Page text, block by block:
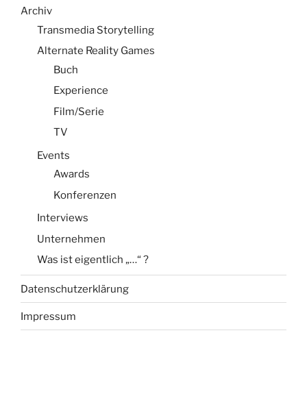
Archiv
Transmedia Storytelling
Alternate Reality Games
Buch
Experience
Film/Serie
TV
Events
Awards
Konferenzen
Interviews
Unternehmen
Was ist eigentlich „…“ ?
Datenschutzerklärung
Impressum